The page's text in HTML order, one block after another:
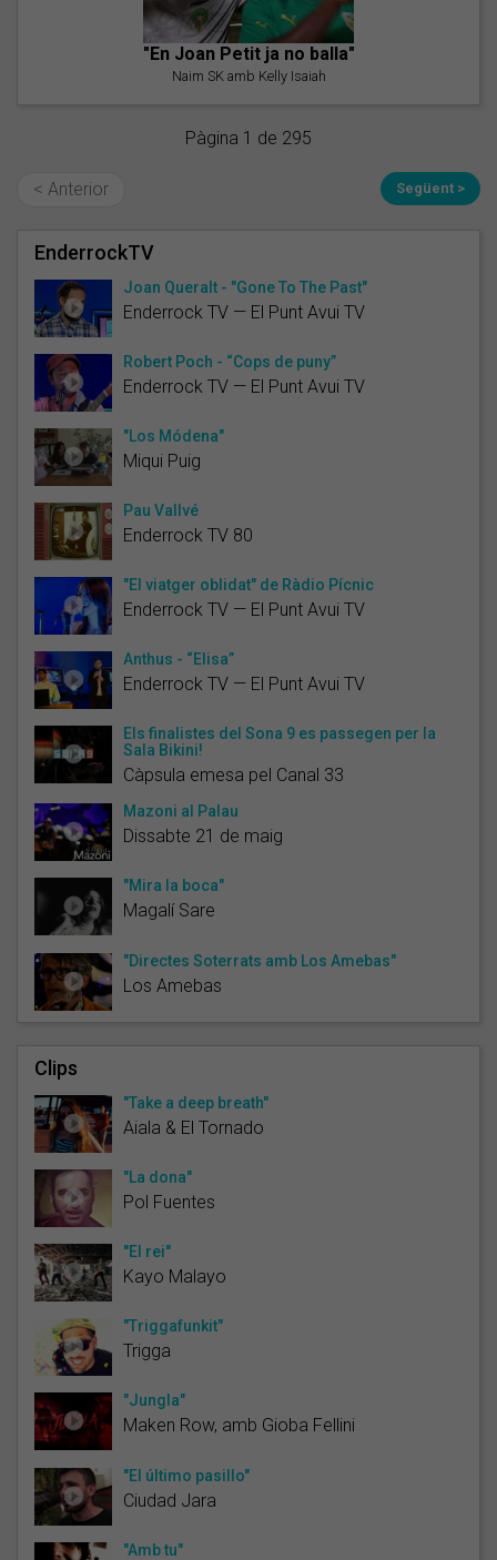
"En Joan Petit ja no balla"
Naim SK amb Kelly Isaiah
Pàgina 1 de 295
< Anterior Següent >
EnderrockTV
Joan Queralt - "Gone To The Past"
Enderrock TV — El Punt Avui TV
Robert Poch - “Cops de puny”
Enderrock TV — El Punt Avui TV
"Los Módena"
Miqui Puig
Pau Vallvé
Enderrock TV 80
"El viatger oblidat" de Ràdio Pícnic
Enderrock TV — El Punt Avui TV
Anthus - “Elisa”
Enderrock TV — El Punt Avui TV
Els finalistes del Sona 9 es passegen per la
Sala Bikini!
Càpsula emesa pel Canal 33
Mazoni al Palau
Dissabte 21 de maig
"Mira la boca"
Magalí Sare
"Directes Soterrats amb Los Amebas"
Los Amebas
Clips
"Take a deep breath"
Aiala & El Tornado
"La dona"
Pol Fuentes
"El rei"
Kayo Malayo
"Triggafunkit"
Trigga
"Jungla"
Maken Row, amb Gioba Fellini
"El último pasillo"
Ciudad Jara
"Amb tu"